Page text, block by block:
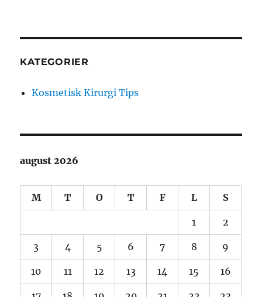
KATEGORIER
Kosmetisk Kirurgi Tips
august 2026
M T O T F L S
1 2
3 4 5 6 7 8 9
10 11 12 13 14 15 16